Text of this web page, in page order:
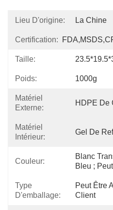
Lieu D'origine: La Chine
Certification:
Taille:
Poids: 1000g
Matériel
Externe:
HDPE De
Matériel
Intérieur:
Gel De
Couleur:
Blanc
Bleu ;
Type
D'emballage:
Peut Être
Client